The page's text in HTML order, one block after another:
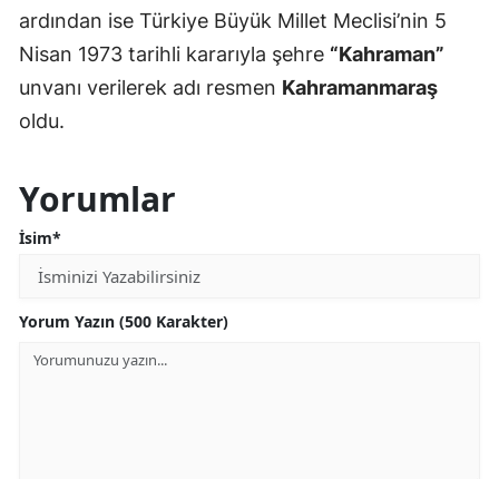
ardından ise Türkiye Büyük Millet Meclisi’nin 5
Nisan 1973 tarihli kararıyla şehre “Kahraman”
unvanı verilerek adı resmen Kahramanmaraş
oldu.
Yorumlar
İsim*
Yorum Yazın (500 Karakter)